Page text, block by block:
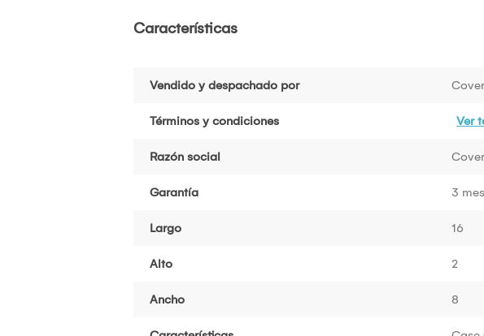
Características
Vendido y despachado por
Términos y condiciones Ver
Razón social
Garantía 3
Largo 16
Alto 2
Ancho 8